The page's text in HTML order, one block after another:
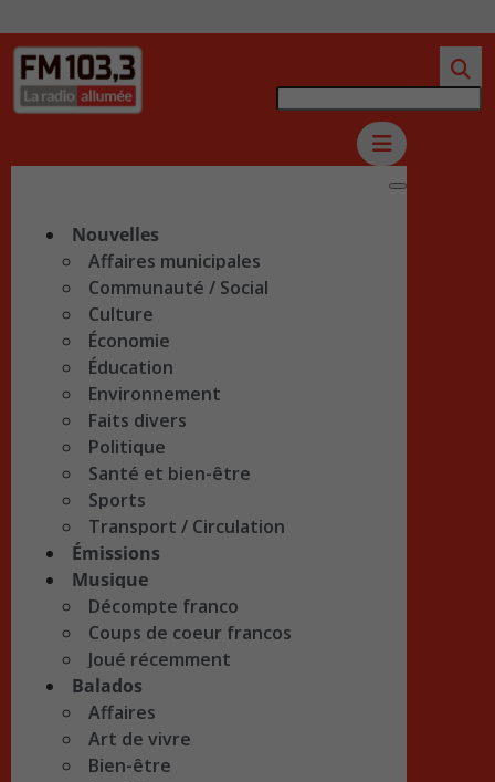
Nouvelles
Affaires municipales
Communauté / Social
Culture
Économie
Éducation
Environnement
Faits divers
Politique
Santé et bien-être
Sports
Transport / Circulation
Émissions
Musique
Décompte franco
Coups de coeur francos
Joué récemment
Balados
Affaires
Art de vivre
Bien-être